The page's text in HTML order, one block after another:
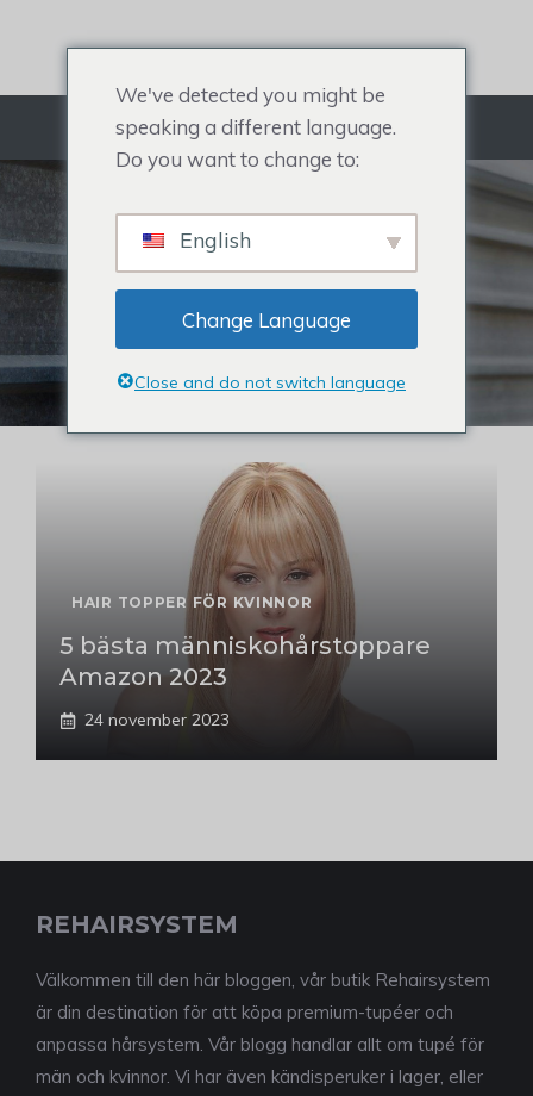
Meny
REHAIR SYSTEM
Allt om Herrtupé, Hair Topper för
kvinnor, Kändishår och håravfall.
Klicka för att köpa hårsystem
HAIR TOPPER FÖR KVINNOR
5 bästa människohårstoppare
Amazon 2023
24 november 2023
REHAIRSYSTEM
Välkommen till den här bloggen, vår butik Rehairsystem
är din destination för att köpa premium-tupéer och
anpassa hårsystem. Vår blogg handlar allt om tupé för
män och kvinnor. Vi har även kändisperuker i lager, eller
We've detected you might be
speaking a different language.
Do you want to change to:
English
Change Language
Close and do not switch language